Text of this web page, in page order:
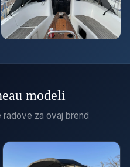
modeli
radove za ovaj brend